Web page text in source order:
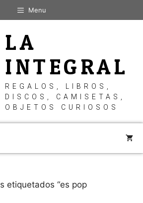
Menu
LA
INTEGRAL
REGALOS, LIBROS,
DISCOS, CAMISETAS,
OBJETOS CURIOSOS
etiquetados “es pop